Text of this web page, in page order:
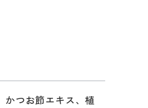
つお節エキス、植